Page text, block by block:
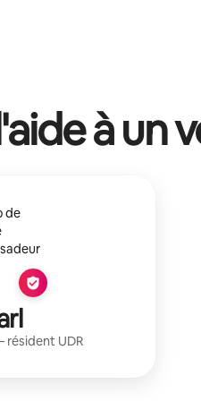
à un
résident UDR